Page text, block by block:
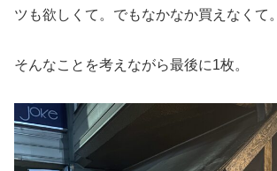
ツも欲しくて。でもなかなか買えなくて。
そんなことを考えながら最後に1枚。